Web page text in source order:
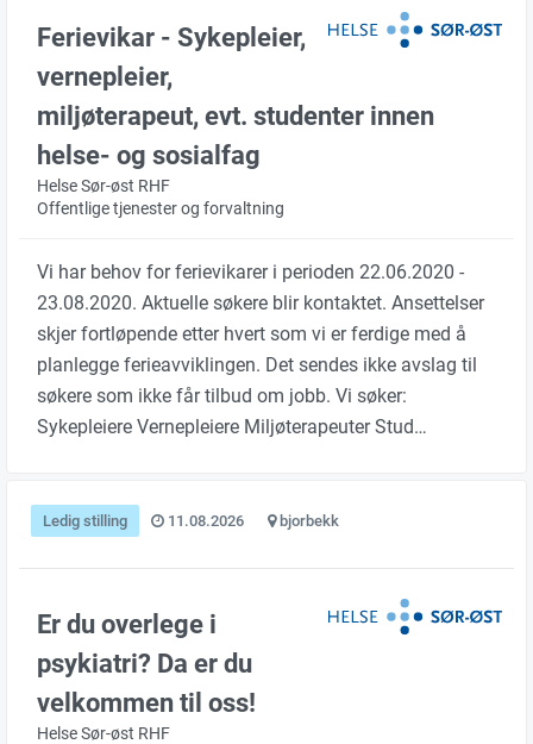
Ferievikar - Sykepleier,
vernepleier,
miljøterapeut, evt. studenter innen
helse- og sosialfag
Helse Sør-øst RHF
Offentlige tjenester og forvaltning
Vi har behov for ferievikarer i perioden 22.06.2020 -
23.08.2020. Aktuelle søkere blir kontaktet. Ansettelser
skjer fortløpende etter hvert som vi er ferdige med å
planlegge ferieavviklingen. Det sendes ikke avslag til
søkere som ikke får tilbud om jobb. Vi søker:
Sykepleiere Vernepleiere Miljøterapeuter Stud…
Ledig stilling 11.08.2026 bjorbekk
Er du overlege i
psykiatri? Da er du
velkommen til oss!
Helse Sør-øst RHF